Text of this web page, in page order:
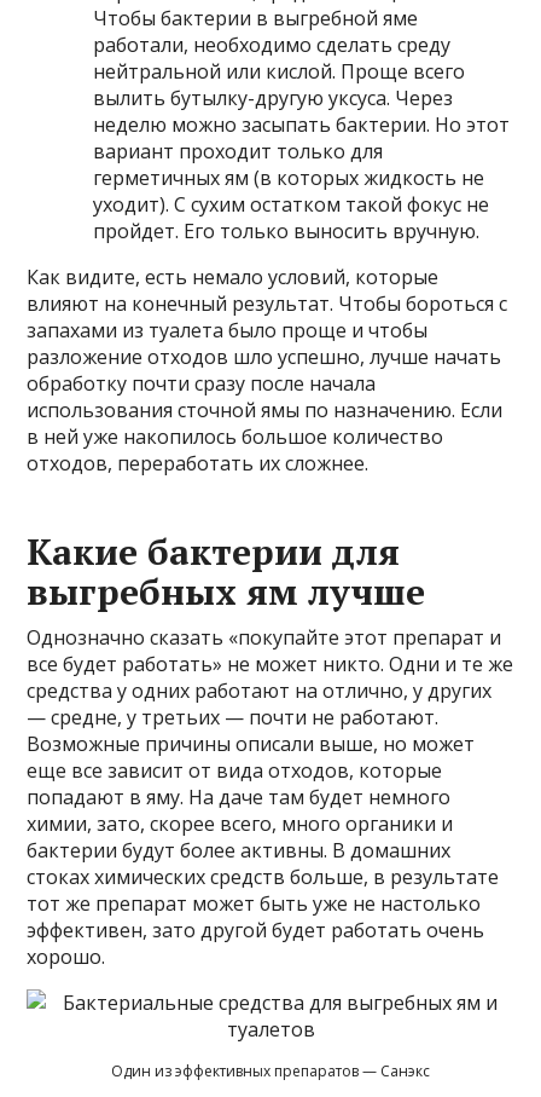
Чтобы бактерии в выгребной яме
работали, необходимо сделать среду
нейтральной или кислой. Проще всего
вылить бутылку-другую уксуса. Через
неделю можно засыпать бактерии. Но этот
вариант проходит только для
герметичных ям (в которых жидкость не
уходит). С сухим остатком такой фокус не
пройдет. Его только выносить вручную.
Как видите, есть немало условий, которые
влияют на конечный результат. Чтобы бороться с
запахами из туалета было проще и чтобы
разложение отходов шло успешно, лучше начать
обработку почти сразу после начала
использования сточной ямы по назначению. Если
в ней уже накопилось большое количество
отходов, переработать их сложнее.
Какие бактерии для
выгребных ям лучше
Однозначно сказать «покупайте этот препарат и
все будет работать» не может никто. Одни и те же
средства у одних работают на отлично, у других
— средне, у третьих — почти не работают.
Возможные причины описали выше, но может
еще все зависит от вида отходов, которые
попадают в яму. На даче там будет немного
химии, зато, скорее всего, много органики и
бактерии будут более активны. В домашних
стоках химических средств больше, в результате
тот же препарат может быть уже не настолько
эффективен, зато другой будет работать очень
хорошо.
Один из эффективных препаратов — Санэкс